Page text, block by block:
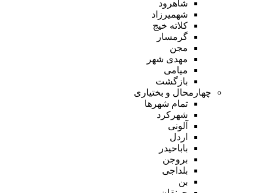
شاهرود
شهمیرزاد
کلاته خیج
گرمسار
مجن
مهدی شهر
میامی
بازگشت
چهارمحال و بختیاری
تمام شهر‌ها
شهرکرد
آلونی
اردل
باباحیدر
بروجن
بلداجی
بن